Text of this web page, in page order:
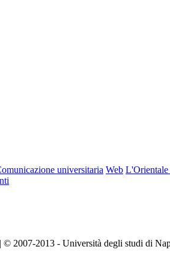
universitaria Web L'Orientale
© 2007-2013 - Università degli studi di